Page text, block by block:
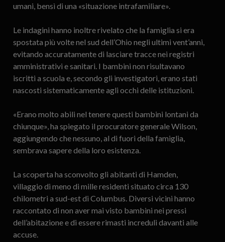
umani, bensì di una «situazione intrafamiliare».
Le indagini hanno inoltre rivelato che la famiglia si era
spostata più volte nel sud dell’Ohio negli ultimi vent’anni,
evitando accuratamente di lasciare tracce nei registri
amministrativi e sanitari. I bambini non risultavano
iscritti a scuola e, secondo gli investigatori, erano stati
nascosti sistematicamente agli occhi delle istituzioni.
«Erano molto abili nel tenere questi bambini lontani da
chiunque», ha spiegato il procuratore generale Wilson,
aggiungendo che nessuno, al di fuori della famiglia,
sembrava sapere della loro esistenza.
La scoperta ha sconvolto gli abitanti di Hamden,
villaggio di meno di mille residenti situato circa 130
chilometri a sud-est di Columbus. Diversi vicini hanno
raccontato di non aver mai visto bambini nei pressi
dell’abitazione e di essere rimasti increduli davanti alle
accuse.